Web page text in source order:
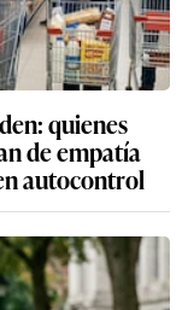
quienes
de empatía
autocontrol